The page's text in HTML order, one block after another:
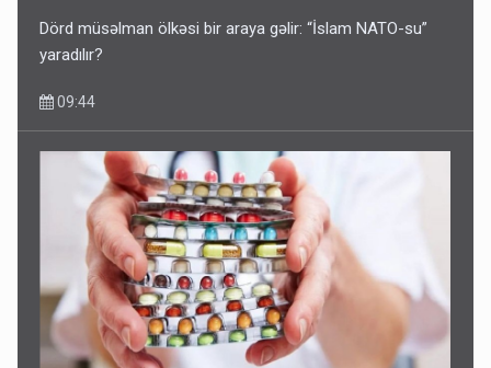
Dörd müsəlman ölkəsi bir araya gəlir: “İslam NATO-su”
yaradılır?
09:44